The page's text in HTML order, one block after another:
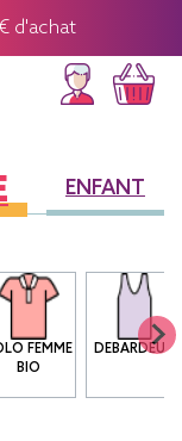
d'achat
ENFANT
FEMME
BIO
DEBARDEUR